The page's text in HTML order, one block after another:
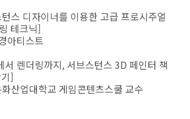
스 디자이너를 이용한 고급 프로시주얼
테크닉]
아티스트
서 렌더링까지, 서브스턴스 3D 페인터 책
]
산업대학교 게임콘텐츠스쿨 교수